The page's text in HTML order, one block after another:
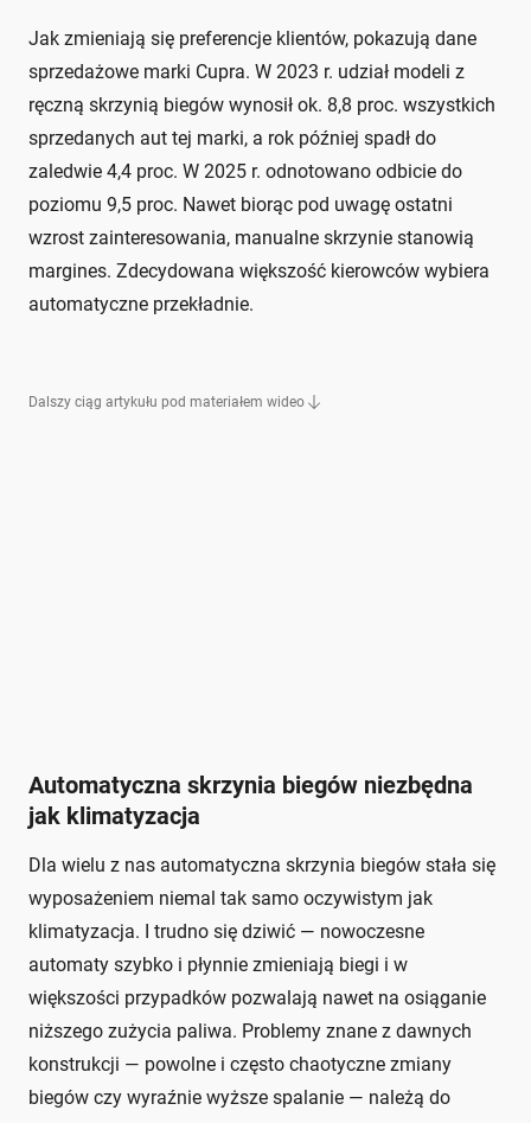
Jak zmieniają się preferencje klientów, pokazują dane
sprzedażowe marki Cupra. W 2023 r. udział modeli z
ręczną skrzynią biegów wynosił ok. 8,8 proc. wszystkich
sprzedanych aut tej marki, a rok później spadł do
zaledwie 4,4 proc. W 2025 r. odnotowano odbicie do
poziomu 9,5 proc. Nawet biorąc pod uwagę ostatni
wzrost zainteresowania, manualne skrzynie stanowią
margines. Zdecydowana większość kierowców wybiera
automatyczne przekładnie.
Dalszy ciąg artykułu pod materiałem wideo
Automatyczna skrzynia biegów niezbędna
jak klimatyzacja
Dla wielu z nas automatyczna skrzynia biegów stała się
wyposażeniem niemal tak samo oczywistym jak
klimatyzacja. I trudno się dziwić — nowoczesne
automaty szybko i płynnie zmieniają biegi i w
większości przypadków pozwalają nawet na osiąganie
niższego zużycia paliwa. Problemy znane z dawnych
konstrukcji — powolne i często chaotyczne zmiany
biegów czy wyraźnie wyższe spalanie — należą do